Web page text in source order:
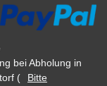
bei Abholung in
(
Bitte